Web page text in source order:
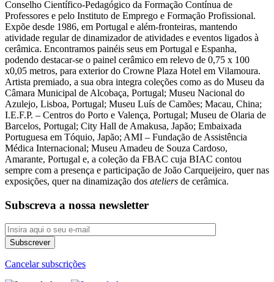
Conselho Científico-Pedagógico da Formação Contínua de
Professores e pelo Instituto de Emprego e Formação Profissional.
Expõe desde 1986, em Portugal e além-fronteiras, mantendo
atividade regular de dinamizador de atividades e eventos ligados à
cerâmica. Encontramos painéis seus em Portugal e Espanha,
podendo destacar-se o painel cerâmico em relevo de 0,75 x 100
x0,05 metros, para exterior do Crowne Plaza Hotel em Vilamoura.
Artista premiado, a sua obra integra coleções como as do Museu da
Câmara Municipal de Alcobaça, Portugal; Museu Nacional do
Azulejo, Lisboa, Portugal; Museu Luís de Camões; Macau, China;
I.E.F.P. – Centros do Porto e Valença, Portugal; Museu de Olaria de
Barcelos, Portugal; City Hall de Amakusa, Japão; Embaixada
Portuguesa em Tóquio, Japão; AMI – Fundação de Assistência
Médica Internacional; Museu Amadeu de Souza Cardoso,
Amarante, Portugal e, a coleção da FBAC cuja BIAC contou
sempre com a presença e participação de João Carqueijeiro, quer nas
exposições, quer na dinamização dos ateliers de cerâmica.
Subscreva a nossa newsletter
Cancelar subscrições